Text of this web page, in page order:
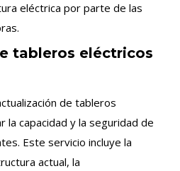
eléctrica por parte de las
tableros eléctricos
de tableros
la capacidad y la seguridad de
Este servicio incluye la
actual, la